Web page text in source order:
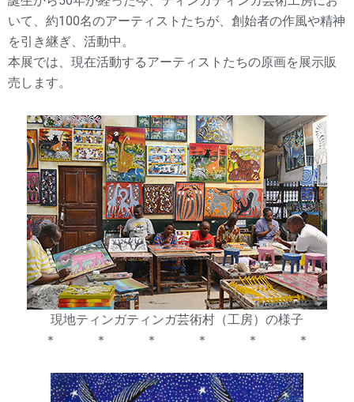
いて、約100名のアーティストたちが、創始者の作風や精神
を引き継ぎ、活動中。
本展では、現在活動するアーティストたちの原画を展示販
売します。
現地ティンガティンガ芸術村（工房）の様子
＊ ＊ ＊ ＊ ＊ ＊